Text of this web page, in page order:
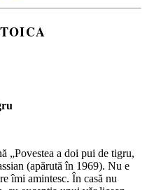
„Povestea a doi pui de tigru,
(apărută în 1969). Nu e
îmi amintesc. În casă nu